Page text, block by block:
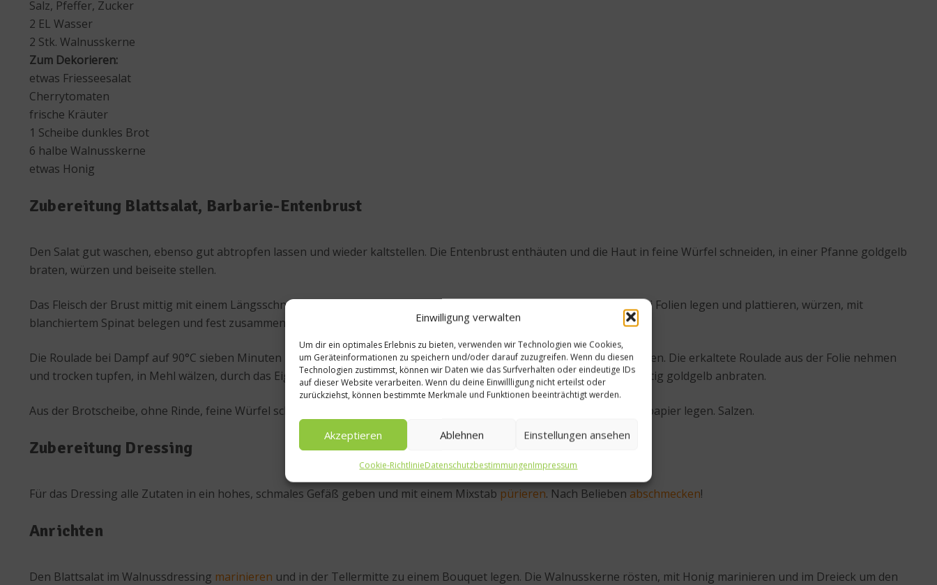
Einwilligung verwalten
Um dir ein optimales Erlebnis zu bieten, verwenden wir Technologien wie Cookies,
um Geräteinformationen zu speichern und/oder darauf zuzugreifen. Wenn du diesen
Technologien zustimmst, können wir Daten wie das Surfverhalten oder eindeutige IDs
auf dieser Website verarbeiten. Wenn du deine Einwillligung nicht erteilst oder
zurückziehst, können bestimmte Merkmale und Funktionen beeinträchtigt werden.
Akzeptieren Ablehnen Einstellungen ansehen
Cookie-RichtlinieDatenschutzbestimmungenImpressum
Salz, Pfeffer, Zucker
2 EL Wasser
2 Stk. Walnusskerne
Zum Dekorieren:
etwas Friesseesalat
Cherrytomaten
frische Kräuter
1 Scheibe dunkles Brot
6 halbe Walnusskerne
etwas Honig
Zubereitung Blattsalat, Barbarie-Entenbrust
Den Salat gut waschen, ebenso gut abtropfen lassen und wieder kaltstellen. Die Entenbrust enthäuten und die Haut in feine Würfel schneiden, in einer Pfanne goldgelb
braten, würzen und beiseite stellen.
Das Fleisch der Brust mittig mit einem Längsschnitt einschneiden, aber nicht durchschneiden! Das Fleisch zwischen zwei Folien legen und plattieren, würzen, mit
blanchiertem Spinat belegen und fest zusammenrollen. In Klarsichtfolie einschlagen und die Enden der Folie verknoten.
Die Roulade bei Dampf auf 90°C sieben Minuten in den Ofen geben und danach gleich kaltstellen und durchkühlen lassen. Die erkaltete Roulade aus der Folie nehmen
und trocken tupfen, in Mehl wälzen, durch das Eigelb ziehen und in den Sesamsamenpanieren. In einer Pfanne vorsichtig goldgelb anbraten.
Aus der Brotscheibe, ohne Rinde, feine Würfel schneiden und in etwas Öl anbraten und zum Abtropfen auf ein Küchenpapier legen. Salzen.
Zubereitung Dressing
Für das Dressing alle Zutaten in ein hohes, schmales Gefäß geben und mit einem Mixstab pürieren. Nach Belieben abschmecken!
Anrichten
Den Blattsalat im Walnussdressing marinieren und in der Tellermitte zu einem Bouquet legen. Die Walnusskerne rösten, mit Honig marinieren und im Dreieck um den